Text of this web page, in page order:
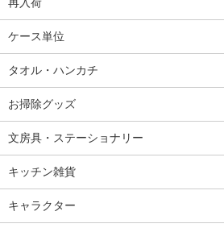
ケース単位
タオル・ハンカチ
お掃除グッズ
文房具・ステーショナリー
キッチン雑貨
キャラクター